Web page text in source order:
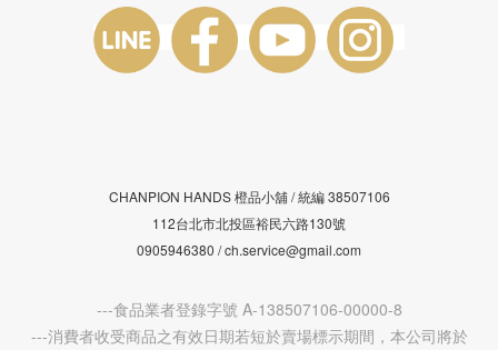
CHANPION HANDS 橙品小舖 /統編38507106
112台北市北投區裕民六路130號
0905946380 / ch.service@gmail.com
---食品業者登錄字號 A-138507106-00000-8
---消費者收受商品之有效日期若短於賣場標示期間，本公司將於